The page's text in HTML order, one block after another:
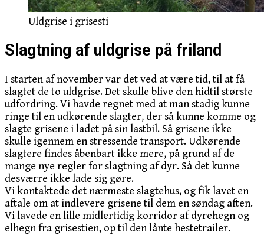
Uldgrise i grisesti
Slagtning af uldgrise på friland
I starten af november var det ved at være tid, til at få
slagtet de to uldgrise. Det skulle blive den hidtil største
udfordring. Vi havde regnet med at man stadig kunne
ringe til en udkørende slagter, der så kunne komme og
slagte grisene i ladet på sin lastbil. Så grisene ikke
skulle igennem en stressende transport. Udkørende
slagtere findes åbenbart ikke mere, på grund af de
mange nye regler for slagtning af dyr. Så det kunne
desværre ikke lade sig gøre.
Vi kontaktede det nærmeste slagtehus, og fik lavet en
aftale om at indlevere grisene til dem en søndag aften.
Vi lavede en lille midlertidig korridor af dyrehegn og
elhegn fra grisestien, op til den lånte hestetrailer.